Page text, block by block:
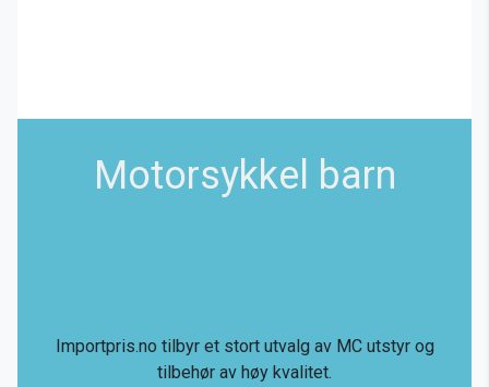
Motorsykkel barn
Importpris.no tilbyr et stort utvalg av MC utstyr og
tilbehør av høy kvalitet.